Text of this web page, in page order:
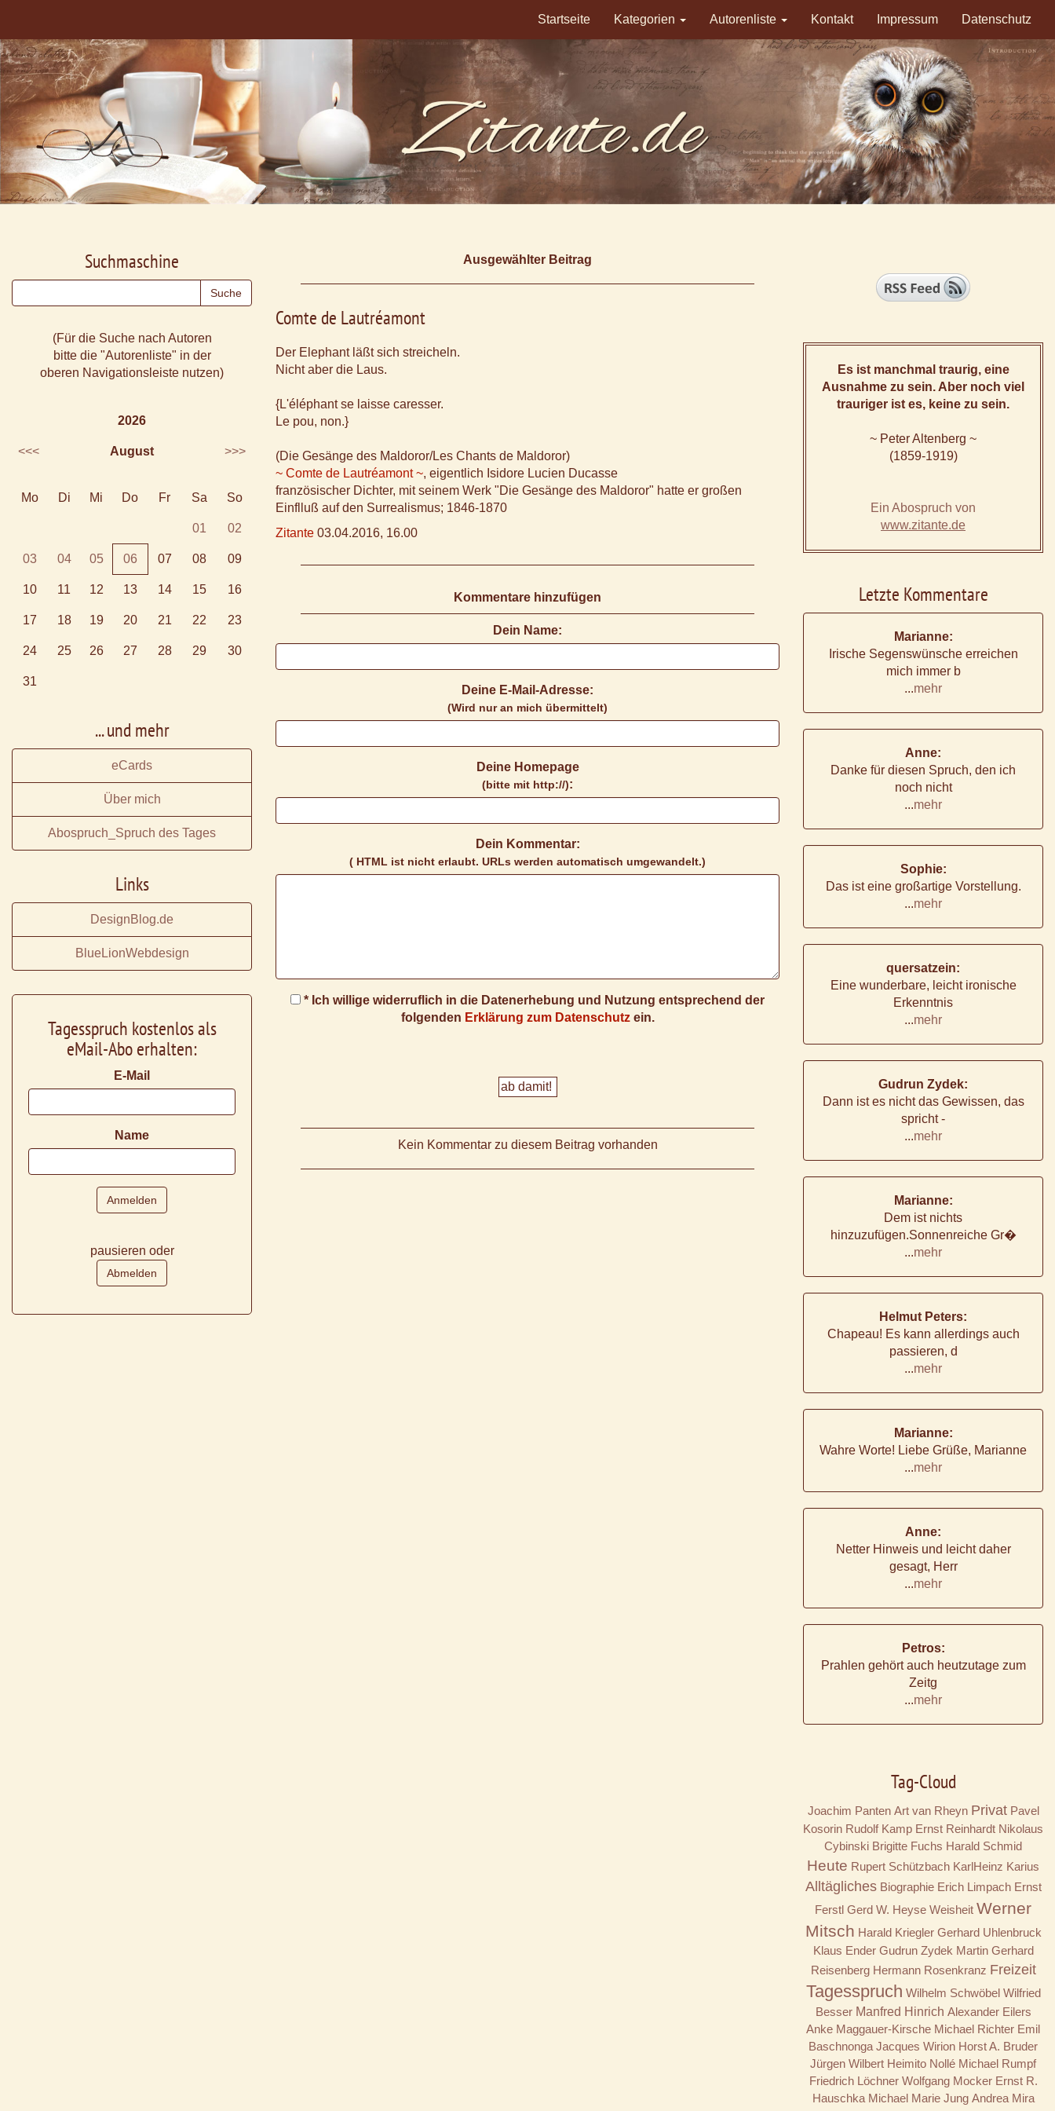
Startseite Kategorien Autorenliste Kontakt Impressum Datenschutz
Ausgewählter Beitrag
Comte de Lautréamont
Der Elephant läßt sich streicheln.
Nicht aber die Laus.
{L'éléphant se laisse caresser.
Le pou, non.}
(Die Gesänge des Maldoror/Les Chants de Maldoror)
~ Comte de Lautréamont ~, eigentlich Isidore Lucien Ducasse
französischer Dichter, mit seinem Werk "Die Gesänge des Maldoror" hatte er großen
Einflluß auf den Surrealismus; 1846-1870
Zitante 03.04.2016, 16.00
Kommentare hinzufügen
Dein Name:
Deine E-Mail-Adresse:
(Wird nur an mich übermittelt)
Deine Homepage
(bitte mit http://):
Dein Kommentar:
( HTML ist nicht erlaubt. URLs werden automatisch umgewandelt.)
* Ich willige widerruflich in die Datenerhebung und Nutzung entsprechend der
folgenden Erklärung zum Datenschutzein.
Kein Kommentar zu diesem Beitrag vorhanden
Suchmaschine
(Für die Suche nach Autoren
bitte die "Autorenliste" in der
oberen Navigationsleiste nutzen)
2026
<<< August >>>
Mo Di Mi Do Fr Sa So
01 02
03 04 05 06 07 08 09
10 11 12 13 14 15 16
17 18 19 20 21 22 23
24 25 26 27 28 29 30
31
... und mehr
eCards
Über mich
Abospruch_Spruch des Tages
Links
DesignBlog.de
BlueLionWebdesign
Tagesspruch kostenlos als
eMail-Abo erhalten:
E-Mail
Name
pausieren oder
Es ist manchmal traurig, eine
Ausnahme zu sein. Aber noch viel
trauriger ist es, keine zu sein.
~ Peter Altenberg ~
(1859-1919)
Ein Abospruch von
www.zitante.de
Letzte Kommentare
Marianne:
Irische Segenswünsche erreichen
mich immer b
...mehr
Anne:
Danke für diesen Spruch, den ich
noch nicht
...mehr
Sophie:
Das ist eine großartige Vorstellung.
...mehr
quersatzein:
Eine wunderbare, leicht ironische
Erkenntnis
...mehr
Gudrun Zydek:
Dann ist es nicht das Gewissen, das
spricht -
...mehr
Marianne:
Dem ist nichts
hinzuzufügen.Sonnenreiche Gr�
...mehr
Helmut Peters:
Chapeau! Es kann allerdings auch
passieren, d
...mehr
Marianne:
Wahre Worte! Liebe Grüße, Marianne
...mehr
Anne:
Netter Hinweis und leicht daher
gesagt, Herr
...mehr
Petros:
Prahlen gehört auch heutzutage zum
Zeitg
...mehr
Tag-Cloud
Joachim Panten Art van Rheyn Privat Pavel
Kosorin Rudolf Kamp Ernst Reinhardt Nikolaus
Cybinski Brigitte Fuchs Harald Schmid
Heute Rupert Schützbach KarlHeinz Karius
Alltägliches Biographie Erich Limpach Ernst
Ferstl Gerd W. Heyse Weisheit Werner
Mitsch Harald Kriegler Gerhard Uhlenbruck
Klaus Ender Gudrun Zydek Martin Gerhard
Reisenberg Hermann Rosenkranz Freizeit
Tagesspruch Wilhelm Schwöbel Wilfried
Besser Manfred Hinrich Alexander Eilers
Anke Maggauer-Kirsche Michael Richter Emil
Baschnonga Jacques Wirion Horst A. Bruder
Jürgen Wilbert Heimito Nollé Michael Rumpf
Friedrich Löchner Wolfgang Mocker Ernst R.
Hauschka Michael Marie Jung Andrea Mira